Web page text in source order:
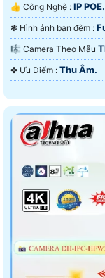
👍 Công Nghệ : IP POE.
❃ Hình ảnh ban đêm :
🎼️ Camera Theo Mẫu
️✤ Ưu Điểm : Thu Âm.